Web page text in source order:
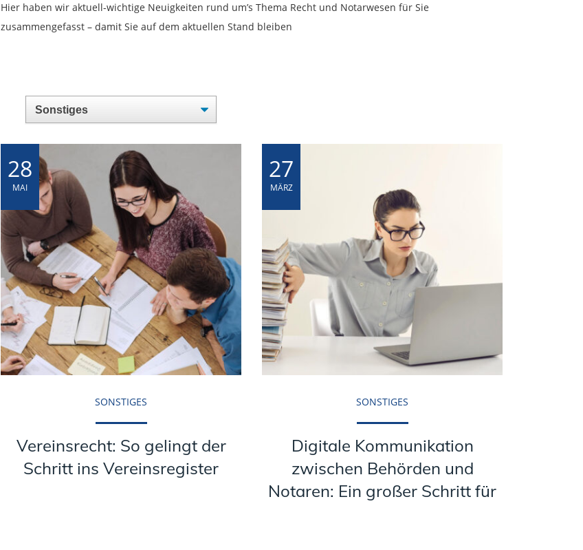
Hier haben wir aktuell-wichtige Neuigkeiten rund um’s Thema Recht und Notarwesen für Sie
zusammengefasst – damit Sie auf dem aktuellen Stand bleiben
28
MAI
SONSTIGES
Vereinsrecht: So gelingt der
Schritt ins Vereinsregister
27
MÄRZ
SONSTIGES
Digitale Kommunikation
zwischen Behörden und
Notaren: Ein großer Schritt für